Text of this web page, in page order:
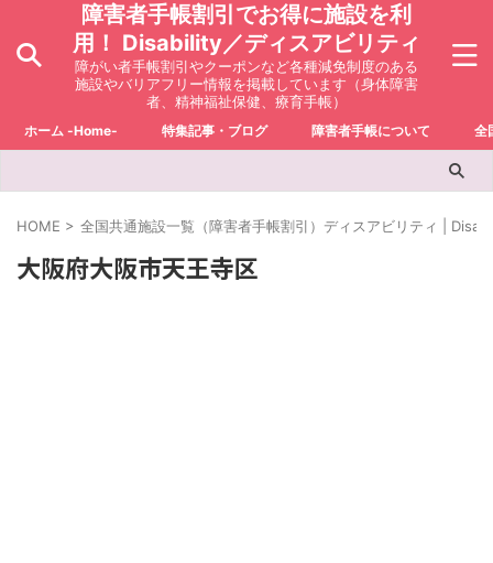
障害者手帳割引でお得に施設を利
用！ Disability／ディスアビリティ
障がい者手帳割引やクーポンなど各種減免制度のある
施設やバリアフリー情報を掲載しています（身体障害
者、精神福祉保健、療育手帳）
ホーム -Home- 特集記事・ブログ 障害者手帳について 全
HOME > 全国共通施設一覧（障害者手帳割引）ディスアビリティ |
大阪府大阪市天王寺区